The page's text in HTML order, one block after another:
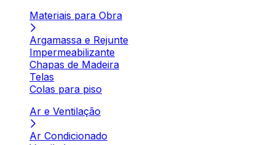
Materiais para Obra
Argamassa e Rejunte
Impermeabilizante
Chapas de Madeira
Telas
Colas para piso
Ar e Ventilação
Ar Condicionado